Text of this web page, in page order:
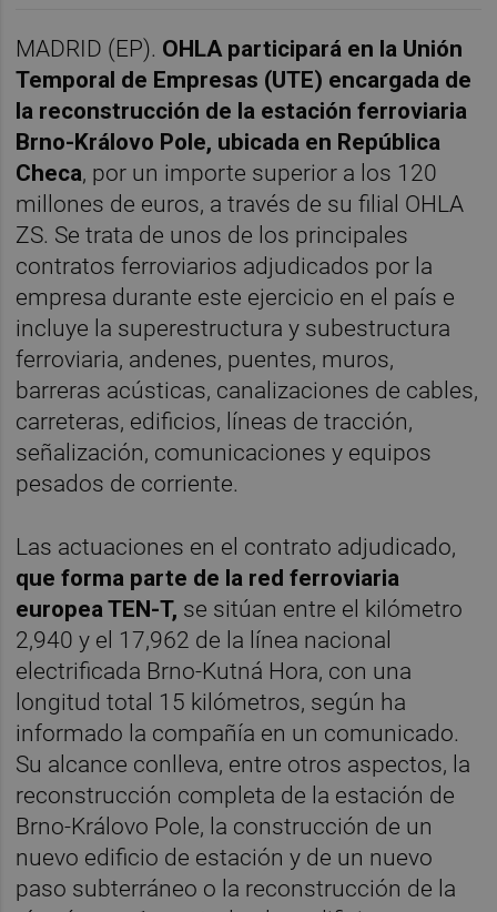
MADRID (EP). OHLA participará en la Unión
Temporal de Empresas (UTE) encargada de
la reconstrucción de la estación ferroviaria
Brno-Královo Pole, ubicada en República
Checa, por un importe superior a los 120
millones de euros, a través de su filial OHLA
ZS. Se trata de unos de los principales
contratos ferroviarios adjudicados por la
empresa durante este ejercicio en el país e
incluye la superestructura y subestructura
ferroviaria, andenes, puentes, muros,
barreras acústicas, canalizaciones de cables,
carreteras, edificios, líneas de tracción,
señalización, comunicaciones y equipos
pesados de corriente.
Las actuaciones en el contrato adjudicado,
que forma parte de la red ferroviaria
europea TEN-T, se sitúan entre el kilómetro
2,940 y el 17,962 de la línea nacional
electrificada Brno-Kutná Hora, con una
longitud total 15 kilómetros, según ha
informado la compañía en un comunicado.
Su alcance conlleva, entre otros aspectos, la
reconstrucción completa de la estación de
Brno-Královo Pole, la construcción de un
nuevo edificio de estación y de un nuevo
paso subterráneo o la reconstrucción de la